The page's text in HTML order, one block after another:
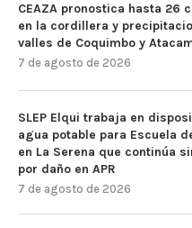
CEAZA pronostica hasta 26
en la cordillera y
valles de Coquimbo y
7 de agosto de 2026
SLEP Elqui trabaja en
agua potable para Escuela
en La Serena que continúa
por daño en APR
7 de agosto de 2026